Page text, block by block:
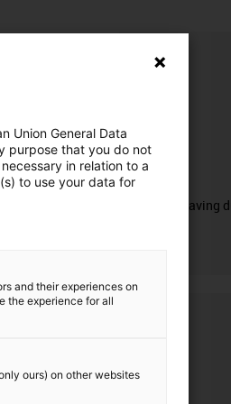
CFRIP®
50% time saving
Union General Data
purpose that you do not
in relation to a
to use your data for
and their experiences on
the experience for all
ours) on other websites